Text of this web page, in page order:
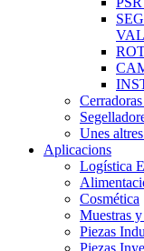
Unes
Aplicacions
Logística
Cosmética
Muestras
Piezas
Piezas